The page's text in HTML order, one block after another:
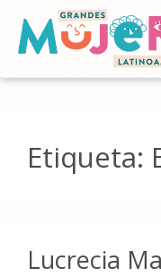
Etiqueta:
Lucrecia